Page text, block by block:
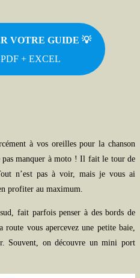
VOTRE GUIDE 💡
+ EXCEL
à vos oreilles pour la chanson
pas manquer à moto ! Il fait le tour de
n’est pas à voir, mais je vous ai
profiter au maximum.
fait parfois penser à des bords de
route vous apercevez une petite baie,
Souvent, on découvre un mini port